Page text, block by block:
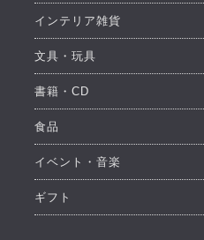
インテリア雑貨
文具・玩具
書籍・CD
食品
イベント・音楽
ギフト